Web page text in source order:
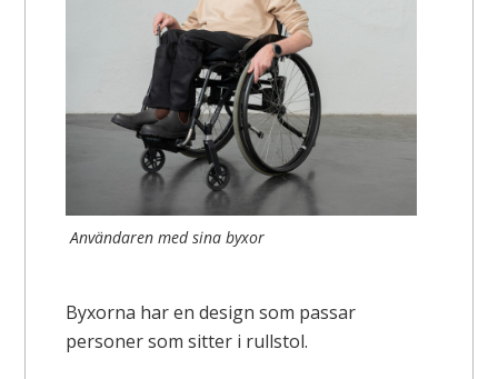
Användaren med sina byxor
Byxorna har en design som passar
personer som sitter i rullstol.